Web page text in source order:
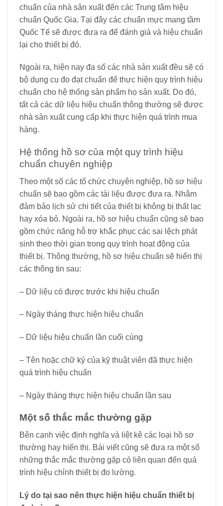
chuẩn của nhà sản xuất đến các Trung tâm hiệu
chuẩn Quốc Gia. Tại đây các chuẩn mực mang tầm
Quốc Tế sẽ được đưa ra để đánh giá và hiệu chuẩn
lại cho thiết bị đó.
Ngoài ra, hiện nay đa số các nhà sản xuất đều sẽ có
bộ dụng cụ đo đạt chuẩn để thực hiện quy trình hiệu
chuẩn cho hệ thống sản phẩm họ sản xuất. Do đó,
tất cả các dữ liệu hiệu chuẩn thông thường sẽ được
nhà sản xuất cung cấp khi thực hiện quá trình mua
hàng.
Hệ thống hồ sơ của một quy trình hiệu
chuẩn chuyên nghiệp
Theo một số các tổ chức chuyên nghiệp, hồ sơ hiệu
chuẩn sẽ bao gồm các tài liệu được đưa ra. Nhằm
đảm bảo lịch sử chi tiết của thiết bị không bị thất lạc
hay xóa bỏ. Ngoài ra, hồ sơ hiệu chuẩn cũng sẽ bao
gồm chức năng hỗ trợ khắc phục các sai lệch phát
sinh theo thời gian trong quy trình hoạt động của
thiết bị. Thông thường, hồ sơ hiệu chuẩn sẽ hiển thị
các thông tin sau:
– Dữ liệu có được trước khi hiệu chuẩn
– Ngày tháng thực hiện hiệu chuẩn
– Dữ liệu hiệu chuẩn lần cuối cùng
– Tên hoặc chữ ký của kỹ thuật viên đã thực hiện
quá trình hiệu chuẩn
– Ngày tháng thực hiện hiệu chuẩn lần sau
Một số thắc mắc thường gặp
Bên cạnh việc định nghĩa và liệt kê các loại hồ sơ
thường hay hiển thị. Bài viết cũng sẽ đưa ra một số
những thắc mắc thường gặp có liên quan đến quá
trình hiệu chỉnh thiết bị đo lường.
Lý do tại sao nên thực hiện hiệu chuẩn thiết bị